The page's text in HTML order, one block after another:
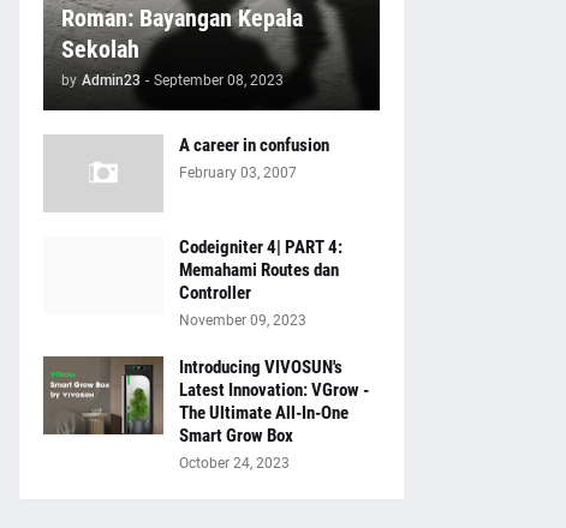
Roman: Bayangan Kepala
Sekolah
by Admin23 - September 08, 2023
A career in confusion
February 03, 2007
Codeigniter 4| PART 4:
Memahami Routes dan
Controller
November 09, 2023
Introducing VIVOSUN's
Latest Innovation: VGrow -
The Ultimate All-In-One
Smart Grow Box
October 24, 2023